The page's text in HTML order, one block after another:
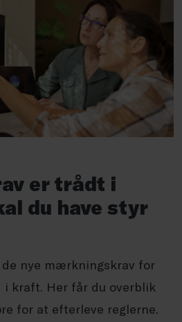
er trådt i
du have styr
de nye mærkningskrav for
i kraft. Her får du overblik
for at efterleve reglerne.